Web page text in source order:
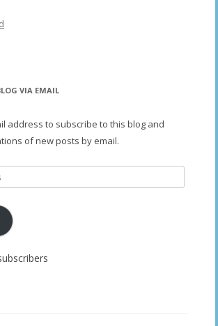
VIA EMAIL
address to subscribe to this blog and
of new posts by email.